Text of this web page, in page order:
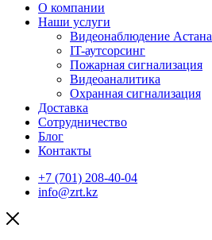
О компании
Наши услуги
Видеонаблюдение Астана
IT-аутсорсинг
Пожарная сигнализация
Видеоаналитика
Охранная сигнализация
Доставка
Сотрудничество
Блог
Контакты
+7 (701) 208-40-04
info@zrt.kz